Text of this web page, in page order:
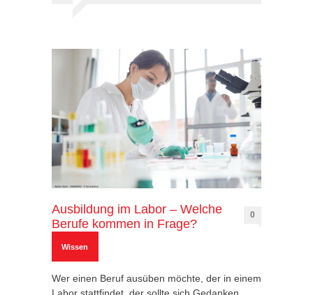
Ausbildung im Labor – Welche
Berufe kommen in Frage?
0
Wissen
Wer einen Beruf ausüben möchte, der in einem